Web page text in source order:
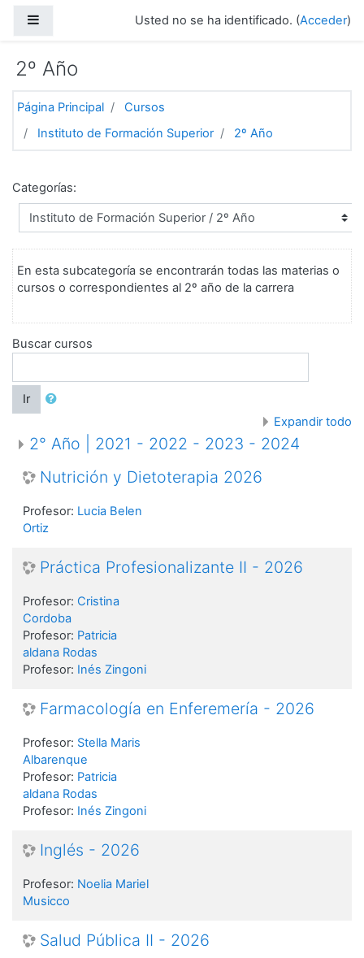
Usted no se ha identificado. (Acceder)
2º Año
Página Principal
Cursos
Instituto de Formación Superior
2º Año
Categorías:
En esta subcategoría se encontrarán todas las materias o
cursos o correspondientes al 2º año de la carrera
Buscar cursos
Ir
Expandir todo
2° Año | 2021 - 2022 - 2023 - 2024
Nutrición y Dietoterapia 2026
Profesor: Lucia Belen
Ortiz
Práctica Profesionalizante II - 2026
Profesor: Cristina
Cordoba
Profesor: Patricia
aldana Rodas
Profesor: Inés Zingoni
Farmacología en Enferemería - 2026
Profesor: Stella Maris
Albarenque
Profesor: Patricia
aldana Rodas
Profesor: Inés Zingoni
Inglés - 2026
Profesor: Noelia Mariel
Musicco
Salud Pública II - 2026